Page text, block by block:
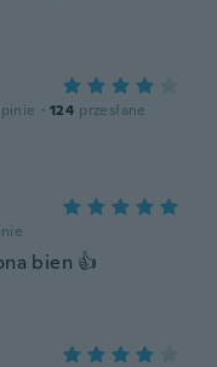
· 124 przesłane
bien 👍